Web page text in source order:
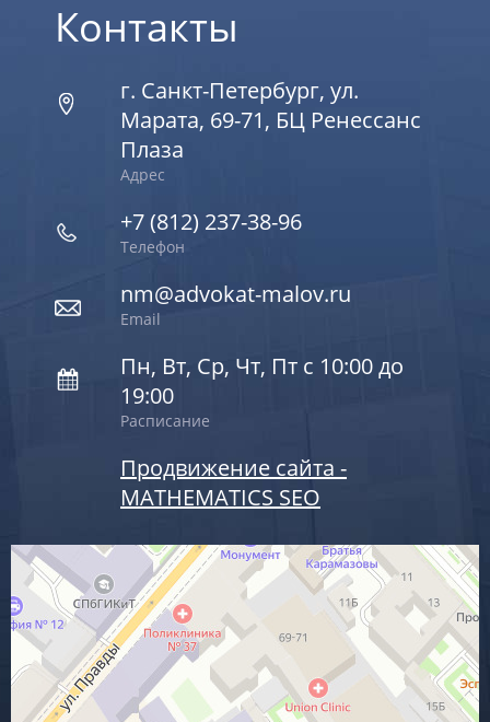
Контакты
г. Санкт-Петербург, ул.
Марата, 69-71, БЦ Ренессанс
Плаза
Адрес
+7 (812) 237-38-96
Телефон
nm@advokat-malov.ru
Email
Пн, Вт, Ср, Чт, Пт с 10:00 до
19:00
Расписание
Продвижение сайта -
MATHEMATICS SEO